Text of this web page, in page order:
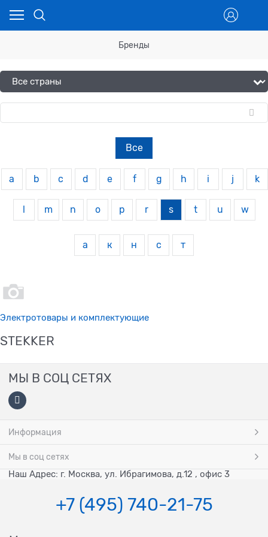
Бренды
Все
a b c d e f g h i j k
m n o p r s t u w
а к н с т
Электротовары и комплектующие
STEKKER
МЫ В СОЦ СЕТЯХ
Информация
Мы в соц сетях
Наш Адрес: г. Москва, ул. Ибрагимова, д.12 , офис 3
+7 (495) 740-21-75